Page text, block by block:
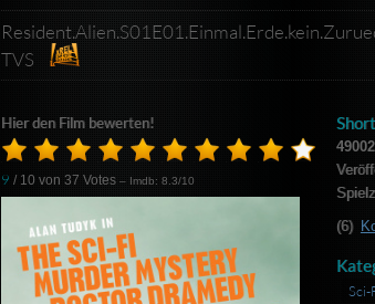
TVS
Hier den Film bewerten!
9 / 10 von37 Votes – Imdb: 8.3/10
49002
(6)
Sci-